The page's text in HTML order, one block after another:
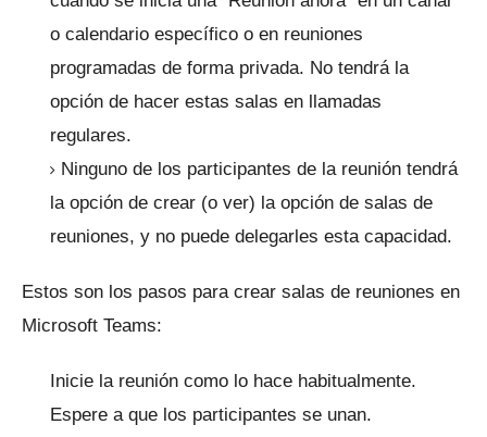
o calendario específico o en reuniones
programadas de forma privada. No tendrá la
opción de hacer estas salas en llamadas
regulares.
Ninguno de los participantes de la reunión tendrá
la opción de crear (o ver) la opción de salas de
reuniones, y no puede delegarles esta capacidad.
Estos son los pasos para crear salas de reuniones en
Microsoft Teams:
Inicie la reunión como lo hace habitualmente.
Espere a que los participantes se unan.